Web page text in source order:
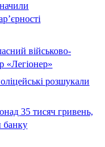
військово-
«Легіонер»
розшукали
35 тисяч гривень,
банку